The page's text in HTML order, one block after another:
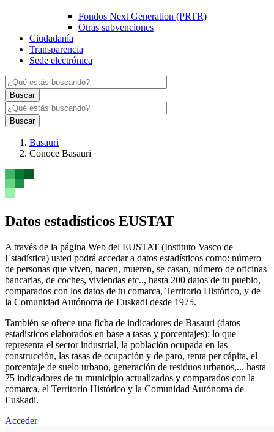
Fondos Next Generation (PRTR)
Otras subvenciones
Ciudadanía
Transparencia
Sede electrónica
Basauri
Conoce Basauri
Datos estadísticos EUSTAT
A través de la página Web del EUSTAT (Instituto Vasco de
Estadística) usted podrá accedar a datos estadísticos como: número
de personas que viven, nacen, mueren, se casan, número de oficinas
bancarias, de coches, viviendas etc.., hasta 200 datos de tu pueblo,
comparados con los datos de tu comarca, Territorio Histórico, y de
la Comunidad Autónoma de Euskadi desde 1975.
También se ofrece una ficha de indicadores de Basauri (datos
estadísticos elaborados en base a tasas y porcentajes): lo que
representa el sector industrial, la población ocupada en las
construcción, las tasas de ocupación y de paro, renta per cápita, el
porcentaje de suelo urbano, generación de residuos urbanos,... hasta
75 indicadores de tu municipio actualizados y comparados con la
comarca, el Territorio Histórico y la Comunidad Autónoma de
Euskadi.
Acceder